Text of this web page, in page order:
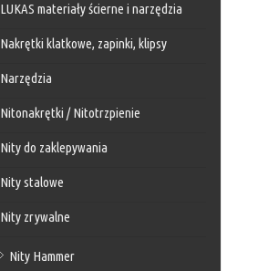
LUKAS materiały ścierne i narzędzia
Nakrętki klatkowe, zapinki, klipsy
Narzędzia
Nitonakrętki / Nitotrzpienie
Nity do zaklepywania
Nity stalowe
Nity zrywalne
Nity Hammer